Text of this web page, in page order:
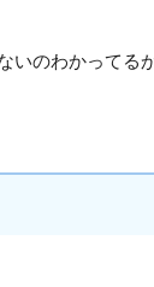
いのわかってる